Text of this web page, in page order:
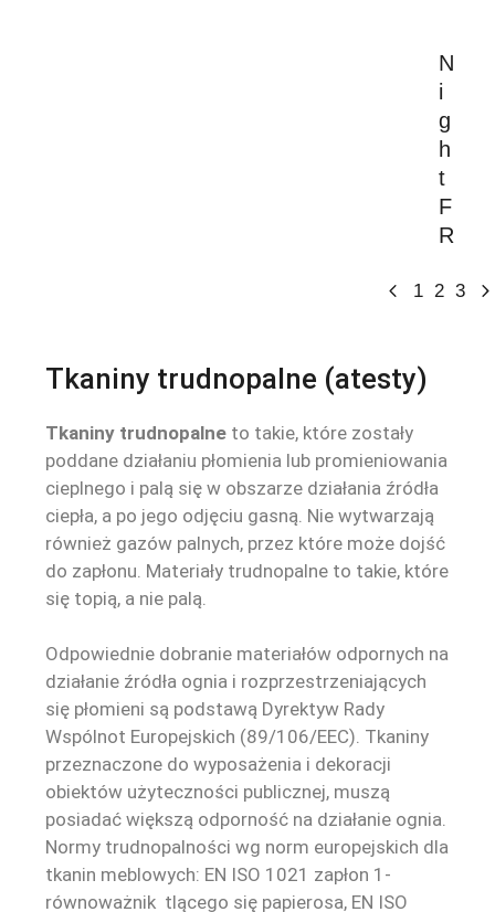
N
i
g
h
t
F
R
1 2 3
Tkaniny trudnopalne (atesty)
Tkaniny trudnopalne to takie, które zostały
poddane działaniu płomienia lub promieniowania
cieplnego i palą się w obszarze działania źródła
ciepła, a po jego odjęciu gasną. Nie wytwarzają
również gazów palnych, przez które może dojść
do zapłonu. Materiały trudnopalne to takie, które
się topią, a nie palą.
Odpowiednie dobranie materiałów odpornych na
działanie źródła ognia i rozprzestrzeniających
się płomieni są podstawą Dyrektyw Rady
Wspólnot Europejskich (89/106/EEC). Tkaniny
przeznaczone do wyposażenia i dekoracji
obiektów użyteczności publicznej, muszą
posiadać większą odporność na działanie ognia.
Normy trudnopalności wg norm europejskich dla
tkanin meblowych: EN ISO 1021 zapłon 1-
równoważnik tlącego się papierosa, EN ISO